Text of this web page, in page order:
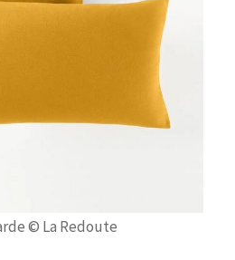
© La Redoute